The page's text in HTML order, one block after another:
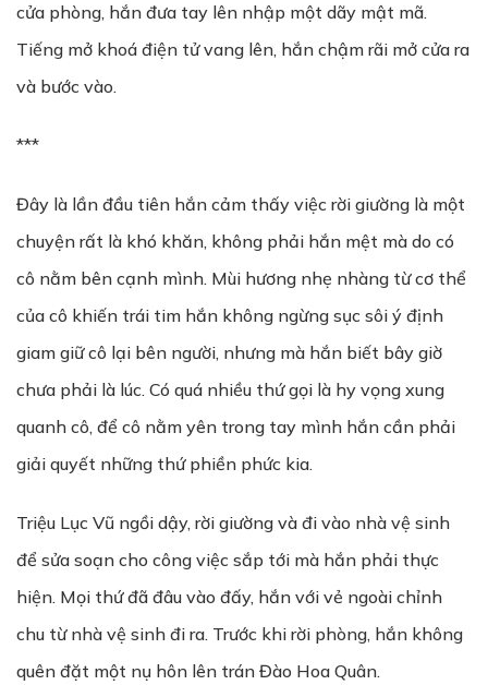
cửa phòng, hắn đưa tay lên nhập một dãy mật mã.
Tiếng mở khoá điện tử vang lên, hắn chậm rãi mở cửa ra
và bước vào.
***
Đây là lần đầu tiên hắn cảm thấy việc rời giường là một
chuyện rất là khó khăn, không phải hắn mệt mà do có
cô nằm bên cạnh mình. Mùi hương nhẹ nhàng từ cơ thể
của cô khiến trái tim hắn không ngừng sục sôi ý định
giam giữ cô lại bên người, nhưng mà hắn biết bây giờ
chưa phải là lúc. Có quá nhiều thứ gọi là hy vọng xung
quanh cô, để cô nằm yên trong tay mình hắn cần phải
giải quyết những thứ phiền phức kia.
Triệu Lục Vũ ngồi dậy, rời giường và đi vào nhà vệ sinh
để sửa soạn cho công việc sắp tới mà hắn phải thực
hiện. Mọi thứ đã đâu vào đấy, hắn với vẻ ngoài chỉnh
chu từ nhà vệ sinh đi ra. Trước khi rời phòng, hắn không
quên đặt một nụ hôn lên trán Đào Hoa Quân.